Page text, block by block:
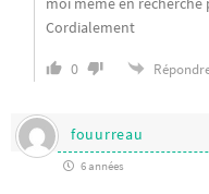
Cordialement
0
fouurreau
6 années